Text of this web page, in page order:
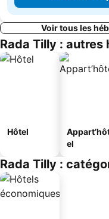
Voir tous les
Rada Tilly : autres
Hôtel
el
Rada Tilly :